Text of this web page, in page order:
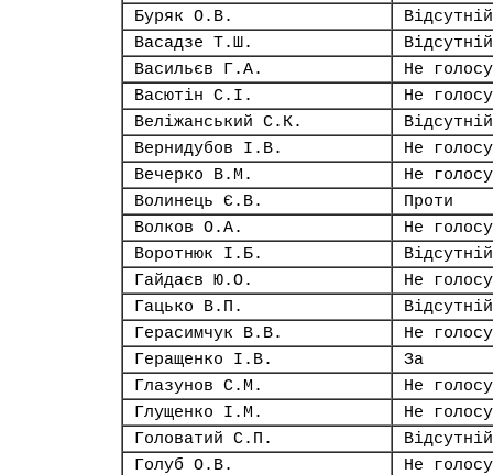
Буряк О.В.
Відсутній
Васадзе Т.Ш.
Відсутній
Васильєв Г.А.
Не
Васютін С.І.
Не
Веліжанський С.К.
Відсутній
Вернидубов І.В.
Не
Вечерко В.М.
Не
Волинець Є.В.
Проти
Волков О.А.
Не
Воротнюк І.Б.
Відсутній
Гайдаєв Ю.О.
Не
Гацько В.П.
Відсутній
Герасимчук В.В.
Не
Геращенко І.В.
За
Глазунов С.М.
Не
Глущенко І.М.
Не
Головатий С.П.
Відсутній
Голуб О.В.
Не